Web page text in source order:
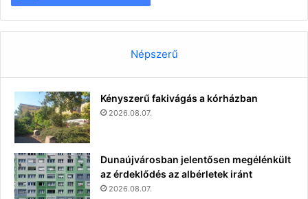
Népszerű
Kényszerű fakivágás a kórházban
2026.08.07.
Dunaújvárosban jelentősen megélénkült
az érdeklődés az albérletek iránt
2026.08.07.